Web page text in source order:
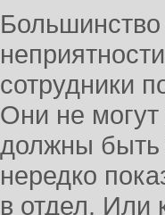
сотрудники
Они не могут
должны быть
нередко
в отдел. Или